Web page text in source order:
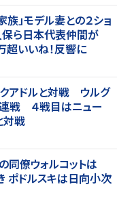
」モデル妻との２ショ
ら日本代表仲間が
超いいね！反響に
クアドルと対戦 ウルグ
連戦 ４戦目はニュー
対戦
同僚ウォルコットは
ポドルスキは日向小次